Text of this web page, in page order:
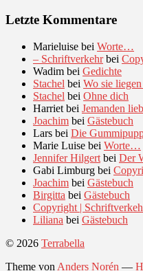
Letzte Kommentare
Marieluise bei Worte…
– Schriftverkehrbei
Wadim bei Gedichte
Stachel bei Wo sie
Stachel bei Ohne dich
Harriet bei Jemanden
Joachim bei Gästebuch
Lars bei Die
Marie Luise bei Worte…
Jennifer Hilgert bei Der
Gabi Limburg bei
Joachim bei Gästebuch
Birgitta bei Gästebuch
Copyright |
Liliana bei Gästebuch
© 2026 Terrabella
Theme von Anders Norén —